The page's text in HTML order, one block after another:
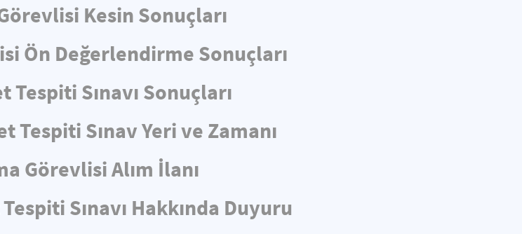
Kesin Sonuçları
Ön Değerlendirme Sonuçları
Sınavı Sonuçları
Tespiti Sınav Yeri ve Zamanı
Görevlisi Alım İlanı
Sınavı Hakkında Duyuru